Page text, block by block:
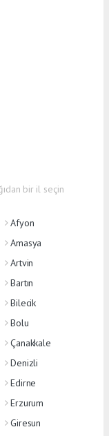
bir il seçin
Afyon
Amasya
Artvin
Bartın
Bilecik
Bolu
Çanakkale
Denizli
Edirne
Erzurum
Giresun